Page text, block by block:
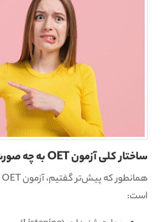
ساختار کلی آزمون OET به چه صورت است؟
است: